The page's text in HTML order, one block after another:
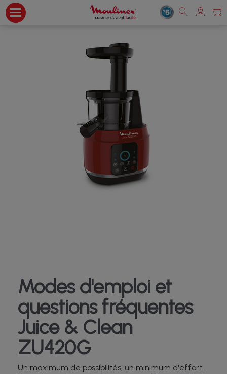
Modes d'emploi et
questions fréquentes
Juice & Clean
ZU420G
Un maximum de possibilités, un minimum d'effort.